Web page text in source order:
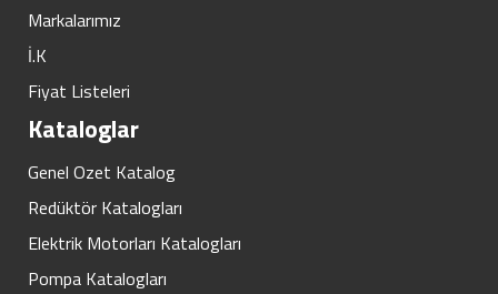
Markalarımız
İ.K
Fiyat Listeleri
Kataloglar
Genel Ozet Katalog
Redüktör Katalogları
Elektrik Motorları Katalogları
Pompa Katalogları